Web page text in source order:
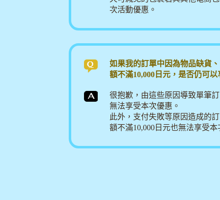
次活動優惠。
如果我的訂單中因為物品缺貨
額不滿10,000日元，是否仍可
很抱歉，由這些原因導致單筆
無法享受本次優惠。
此外，支付失敗等原因造成的
額不滿10,000日元也無法享受